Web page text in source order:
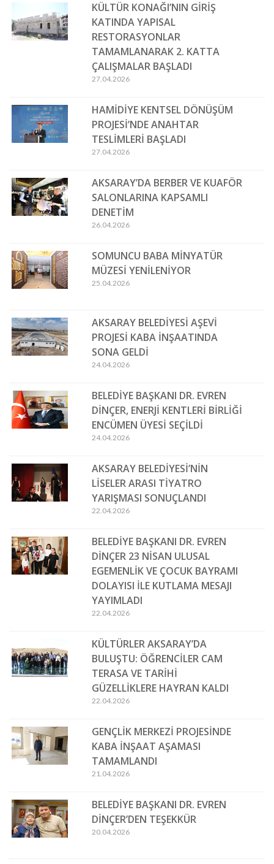
KÜLTÜR KONAĞI’NIN GİRİŞ
KATINDA YAPISAL
RESTORASYONLAR
TAMAMLANARAK 2. KATTA
ÇALIŞMALAR BAŞLADI
27.04.2026
HAMİDİYE KENTSEL DÖNÜŞÜM
PROJESİ’NDE ANAHTAR
TESLİMLERİ BAŞLADI
27.04.2026
AKSARAY’DA BERBER VE KUAFÖR
SALONLARINA KAPSAMLI
DENETİM
26.04.2026
SOMUNCU BABA MİNYATÜR
MÜZESİ YENİLENİYOR
25.04.2026
AKSARAY BELEDİYESİ AŞEVİ
PROJESİ KABA İNŞAATINDA
SONA GELDİ
24.04.2026
BELEDİYE BAŞKANI DR. EVREN
DİNÇER, ENERJİ KENTLERİ BİRLİĞİ
ENCÜMEN ÜYESİ SEÇİLDİ
24.04.2026
AKSARAY BELEDİYESİ’NİN
LİSELER ARASI TİYATRO
YARIŞMASI SONUÇLANDI
22.04.2026
BELEDİYE BAŞKANI DR. EVREN
DİNÇER 23 NİSAN ULUSAL
EGEMENLİK VE ÇOCUK BAYRAMI
DOLAYISI İLE KUTLAMA MESAJI
YAYIMLADI
22.04.2026
KÜLTÜRLER AKSARAY’DA
BULUŞTU: ÖĞRENCİLER CAM
TERASA VE TARİHİ
GÜZELLİKLERE HAYRAN KALDI
22.04.2026
GENÇLİK MERKEZİ PROJESİNDE
KABA İNŞAAT AŞAMASI
TAMAMLANDI
21.04.2026
BELEDİYE BAŞKANI DR. EVREN
DİNÇER’DEN TEŞEKKÜR
20.04.2026